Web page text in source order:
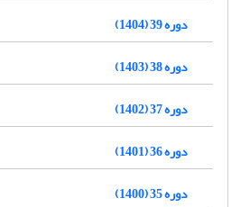
دوره 39 (1404)
دوره 38 (1403)
دوره 37 (1402)
دوره 36 (1401)
دوره 35 (1400)